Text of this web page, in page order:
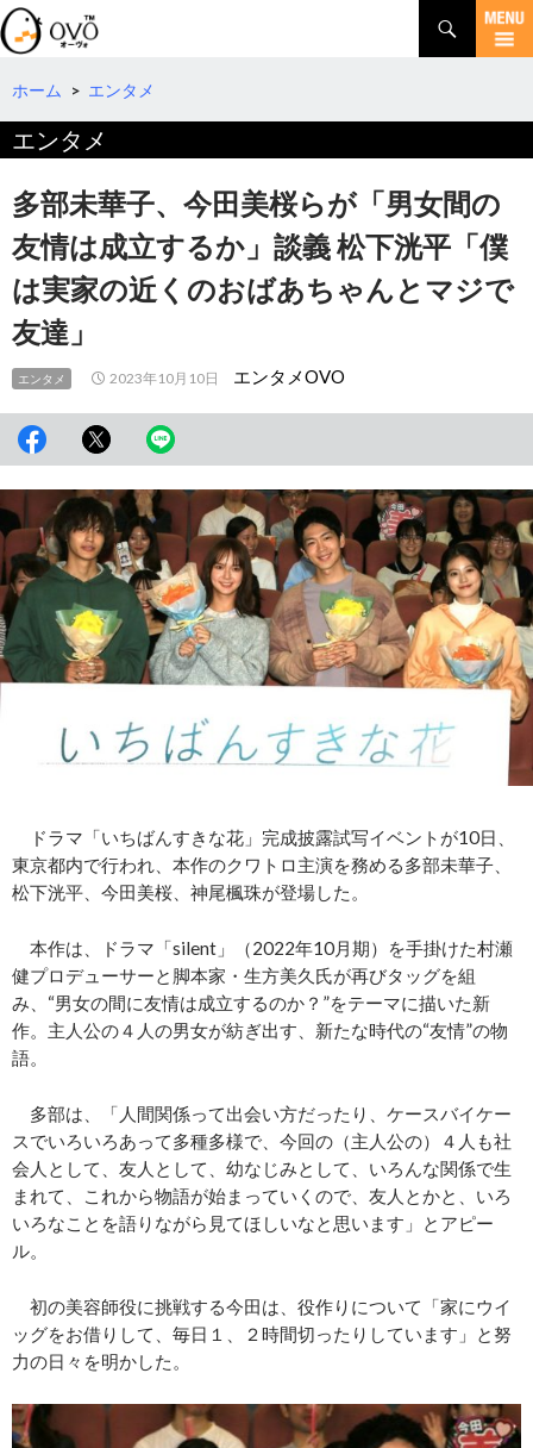
検
索
コ
テ
へ
動
ホーム > エンタメ
エンタメ
多部未華子、今田美桜らが「男女間の
友情は成立するか」談義 松下洸平「僕
は実家の近くのおばあちゃんとマジで
友達」
エンタメ 2023年10月10日 エンタメOVO
ドラマ「いちばんすきな花」完成披露試写イベントが10日、
東京都内で行われ、本作のクワトロ主演を務める多部未華子、
松下洸平、今田美桜、神尾楓珠が登場した。
本作は、ドラマ「silent」（2022年10月期）を手掛けた村瀬
健プロデューサーと脚本家・生方美久氏が再びタッグを組
み、“男女の間に友情は成立するのか？”をテーマに描いた新
作。主人公の４人の男女が紡ぎ出す、新たな時代の“友情”の物
語。
多部は、「人間関係って出会い方だったり、ケースバイケー
スでいろいろあって多種多様で、今回の（主人公の）４人も社
会人として、友人として、幼なじみとして、いろんな関係で生
まれて、これから物語が始まっていくので、友人とかと、いろ
いろなことを語りながら見てほしいなと思います」とアピー
ル。
初の美容師役に挑戦する今田は、役作りについて「家にウイ
ッグをお借りして、毎日１、２時間切ったりしています」と努
力の日々を明かした。